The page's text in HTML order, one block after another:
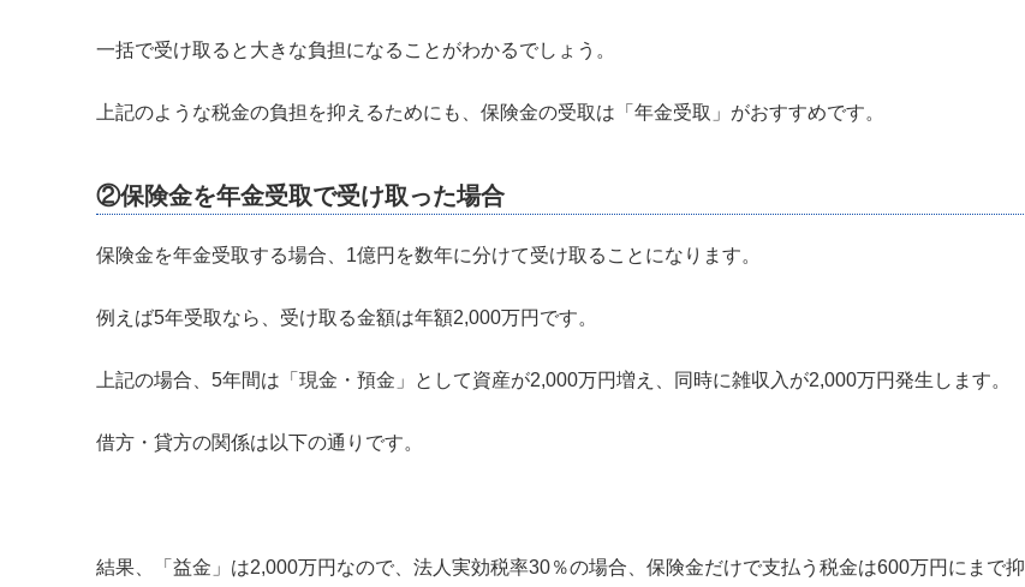
一括で受け取ると大きな負担になることがわかるでしょう。
上記のような税金の負担を抑えるためにも、保険金の受取は「年金受取」がおすすめです。
②保険金を年金受取で受け取った場合
保険金を年金受取する場合、1億円を数年に分けて受け取ることになります。
例えば5年受取なら、受け取る金額は年額2,000万円です。
上記の場合、5年間は「現金・預金」として資産が2,000万円増え、同時に雑収入が2,000万円発生します。
借方・貸方の関係は以下の通りです。
結果、「益金」は2,000万円なので、法人実効税率30％の場合、保険金だけで支払う税金は600万円にまで抑